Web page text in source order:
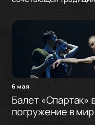
6 мая
Балет «Спартак»
погружение в